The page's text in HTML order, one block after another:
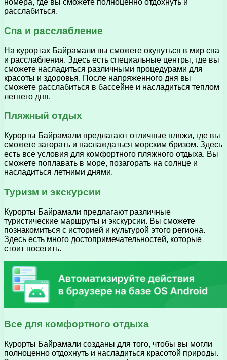
номера, где вы сможете полноценно отдохнуть и
расслабиться.
Спа и расслабление
На курортах Байрамали вы сможете окунуться в мир спа
и расслабления. Здесь есть специальные центры, где вы
сможете насладиться различными процедурами для
красоты и здоровья. После напряженного дня вы
сможете расслабиться в бассейне и насладиться теплом
летнего дня.
Пляжный отдых
Курорты Байрамали предлагают отличные пляжи, где вы
сможете загорать и наслаждаться морским бризом. Здесь
есть все условия для комфортного пляжного отдыха. Вы
сможете поплавать в море, позагорать на солнце и
насладиться летними днями.
Туризм и экскурсии
Курорты Байрамали предлагают различные
туристические маршруты и экскурсии. Вы сможете
познакомиться с историей и культурой этого региона.
Здесь есть много достопримечательностей, которые
стоит посетить.
Все для комфортного отдыха
Курорты Байрамали созданы для того, чтобы вы могли
полноценно отдохнуть и насладиться красотой природы.